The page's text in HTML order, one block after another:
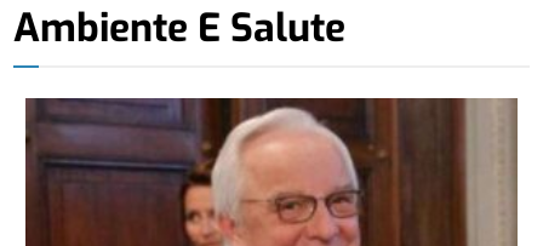
Ambiente E Salute